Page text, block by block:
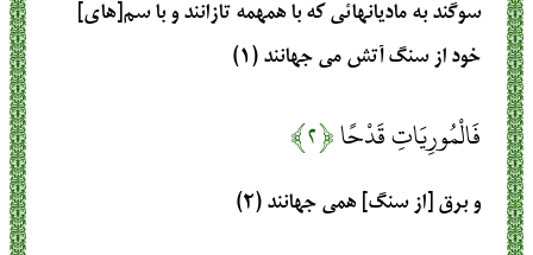
سوگند به ماديانهائى كه با همهمه تازانند و با سم[هاى]
خود از سنگ آتش مى ‏جهانند (۱)
فَالْمُورِيَاتِ قَدْحًا﴿۲﴾
و برق [از سنگ] همى جهانند (۲)